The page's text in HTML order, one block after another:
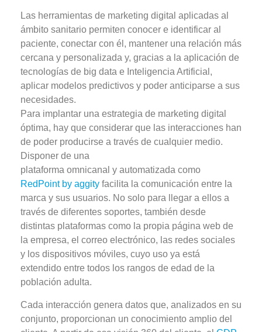
Las herramientas de marketing digital aplicadas al
ámbito sanitario permiten conocer e identificar al
paciente, conectar con él, mantener una relación más
cercana y personalizada y, gracias a la aplicación de
tecnologías de big data e Inteligencia Artificial,
aplicar modelos predictivos y poder anticiparse a sus
necesidades.
Para implantar una estrategia de marketing digital
óptima, hay que considerar que las interacciones han
de poder producirse a través de cualquier medio.
Disponer de una
plataforma omnicanal y automatizada como
RedPoint by aggity facilita la comunicación entre la
marca y sus usuarios. No solo para llegar a ellos a
través de diferentes soportes, también desde
distintas plataformas como la propia página web de
la empresa, el correo electrónico, las redes sociales
y los dispositivos móviles, cuyo uso ya está
extendido entre todos los rangos de edad de la
población adulta.
Cada interacción genera datos que, analizados en su
conjunto, proporcionan un conocimiento amplio del